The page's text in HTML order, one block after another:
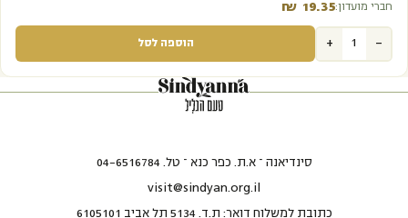
חברי מועדון: ₪ 19.35‬
-
+ הוספה לסל
סינדיאנה – א.ת. כפר כנא – טל. 04-6516784
visit@sindyan.org.il
כתובת למשלוח דואר: ת.ד. 5134 תל אביב 6105101